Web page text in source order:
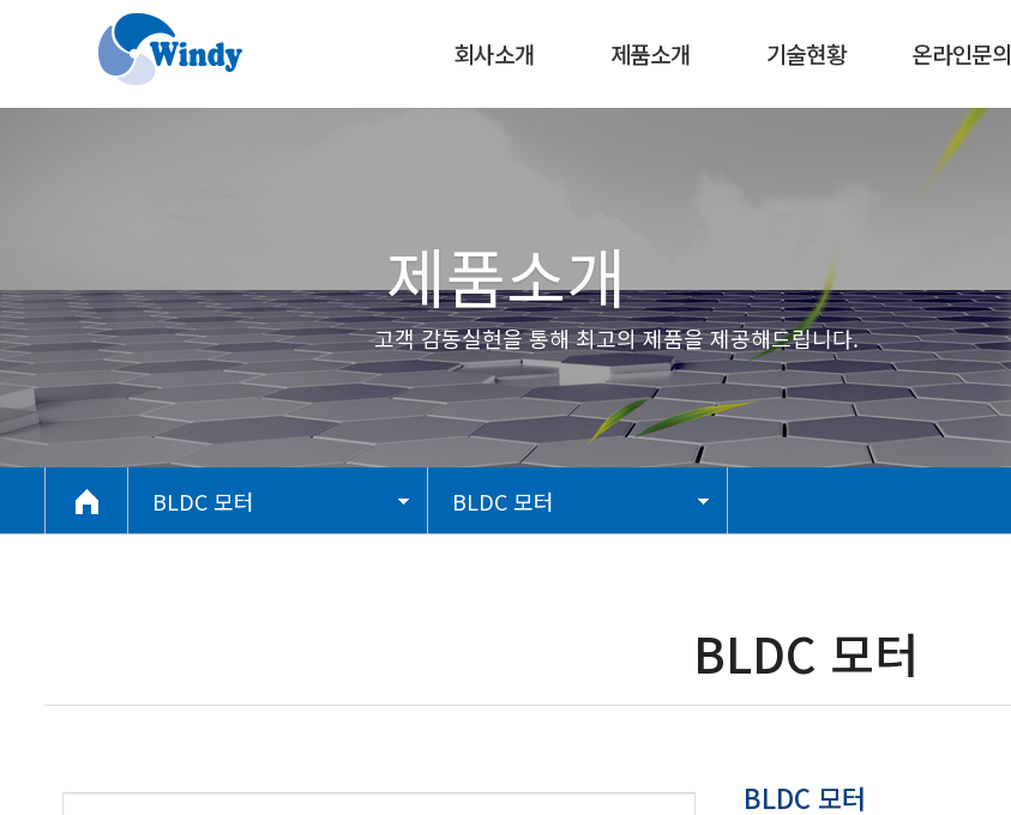
회사소개 제품소개
EXTERNAL
BLDC 모터
소형 모터
선풍기
SPECIAL생산품
별매품
기술현황 온라인문의
온라인문의
제품소개
고객 감동실현을 통해 최고의 제품을 제공해드립니다.
BLDC 모터 BLDC 모터
BLDC 모터
BLDC 모터